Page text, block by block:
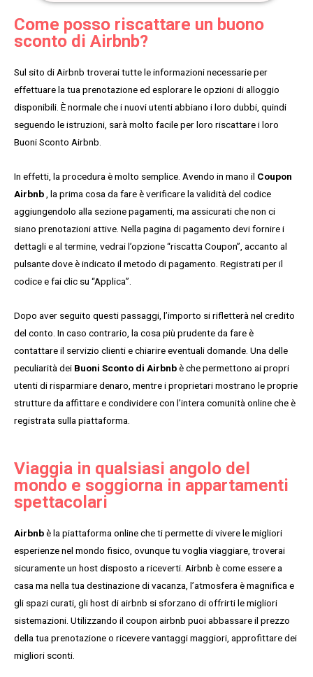
Come posso riscattare un buono
sconto di Airbnb?
Sul sito di Airbnb troverai tutte le informazioni necessarie per
effettuare la tua prenotazione ed esplorare le opzioni di alloggio
disponibili. È normale che i nuovi utenti abbiano i loro dubbi, quindi
seguendo le istruzioni, sarà molto facile per loro riscattare i loro
Buoni Sconto Airbnb.
In effetti, la procedura è molto semplice. Avendo in mano il Coupon
Airbnb , la prima cosa da fare è verificare la validità del codice
aggiungendolo alla sezione pagamenti, ma assicurati che non ci
siano prenotazioni attive. Nella pagina di pagamento devi fornire i
dettagli e al termine, vedrai l’opzione “riscatta Coupon”, accanto al
pulsante dove è indicato il metodo di pagamento. Registrati per il
codice e fai clic su “Applica”.
Dopo aver seguito questi passaggi, l’importo si rifletterà nel credito
del conto. In caso contrario, la cosa più prudente da fare è
contattare il servizio clienti e chiarire eventuali domande. Una delle
peculiarità dei Buoni Sconto di Airbnbè che permettono ai propri
utenti di risparmiare denaro, mentre i proprietari mostrano le proprie
strutture da affittare e condividere con l’intera comunità online che è
registrata sulla piattaforma.
Viaggia in qualsiasi angolo del
mondo e soggiorna in appartamenti
spettacolari
Airbnbè la piattaforma online che ti permette di vivere le migliori
esperienze nel mondo fisico, ovunque tu voglia viaggiare, troverai
sicuramente un host disposto a riceverti. Airbnb è come essere a
casa ma nella tua destinazione di vacanza, l’atmosfera è magnifica e
gli spazi curati, gli host di airbnb si sforzano di offrirti le migliori
sistemazioni. Utilizzando il coupon airbnb puoi abbassare il prezzo
della tua prenotazione o ricevere vantaggi maggiori, approfittare dei
migliori sconti.